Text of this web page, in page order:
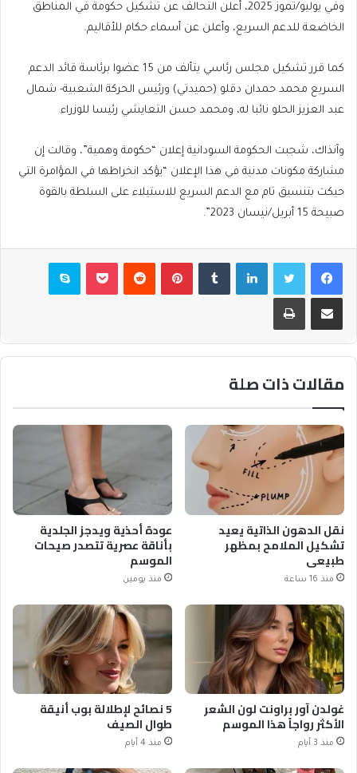
وفي يوليو/تموز 2025، أعلن التحالف عن تشكيل حكومة في المناطق
الخاضعة للدعم السريع، وأعلن عن أسماء حكام للأقاليم.
كما قرر تشكيل مجلس رئاسي يتألف من 15 عضوا برئاسة قائد الدعم
السريع محمد حمدان دقلو (حميدتي) ورئيس الحركة الشعبية- شمال
عبد العزيز الحلو نائبا له، ومحمد حسن التعايشي رئيسا للوزراء.
وآنذاك، شجبت الحكومة السودانية إعلان “حكومة وهمية”، وقالت إن
مشاركة مكونات مدنية في هذا الإعلان “يؤكد انخراطها في المؤامرة التي
حيكت بتنسيق تام مع الدعم السريع للاستيلاء على السلطة بالقوة
صبيحة 15 أبريل/نيسان 2023”.
فيسبوكتويتر لينكدإن بينتيريست بوكيت سكايب
مشاركة عبر البريد طباعة
مقالات ذات صلة
نقل الدهون الذاتية يعيد
تشكيل الملامح بمظهر
طبيعي
منذ 16 ساعة
عودة أحذية ويدجز الجلدية
بأناقة عصرية تتصدر صيحات
الموسم
منذ يومين
غولدن آور براونت لون الشعر
الأكثر رواجاً هذا الموسم
منذ 3 أيام
5 نصائح لإطلالة بوب أنيقة
طوال الصيف
منذ 4 أيام